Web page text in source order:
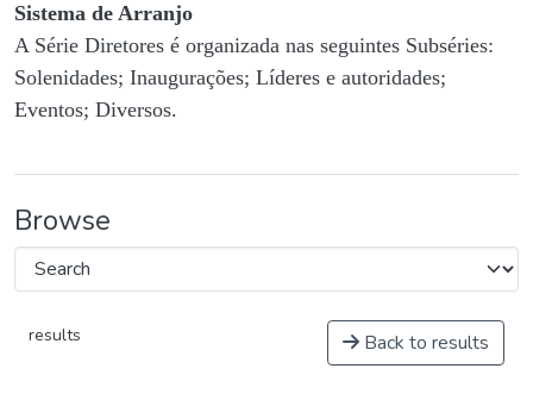
Sistema de Arranjo
A Série Diretores é organizada nas seguintes Subséries:
Solenidades; Inaugurações; Líderes e autoridades;
Eventos; Diversos.
Browse
results Back to results